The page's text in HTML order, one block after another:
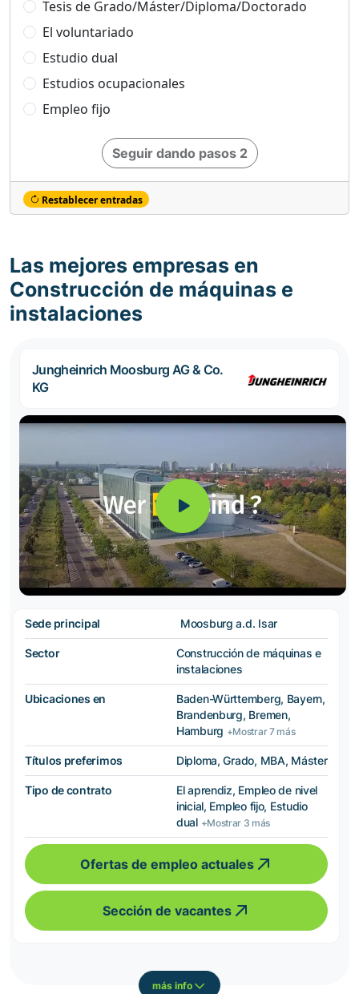
Tesis de Grado/Máster/Diploma/Doctorado
El voluntariado
Estudio dual
Estudios ocupacionales
Empleo fijo
Seguir dando pasos 2
Restablecer entradas
Las mejores empresas en
Construcción de máquinas e
instalaciones
Jungheinrich Moosburg AG & Co.
KG
Sede principal Moosburg a.d. Isar
Sector
Construcción de máquinas e
instalaciones
Ubicaciones en
Baden-Württemberg, Bayern,
Brandenburg, Bremen,
Hamburg +Mostrar 7 más
Títulos preferimos Diploma, Grado, MBA, Máster
Tipo de contrato
El aprendiz, Empleo de nivel
inicial, Empleo fijo, Estudio
dual +Mostrar 3 más
Ofertas de empleo actuales
Sección de vacantes
más info